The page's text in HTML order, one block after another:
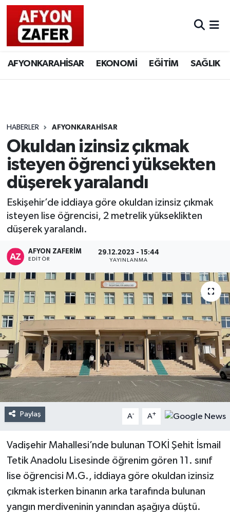
AFYONKARAHİSAR EKONOMİ EĞİTİM SAĞLIK
HABERLER AFYONKARAHİSAR
Okuldan izinsiz çıkmak
isteyen öğrenci yüksekten
düşerek yaralandı
Eskişehir’de iddiaya göre okuldan izinsiz çıkmak
isteyen lise öğrencisi, 2 metrelik yükseklikten
düşerek yaralandı.
AFYON ZAFERİM
EDITÖR
29.12.2023 - 15:44
YAYINLANMA
Paylaş A- A+
Vadişehir Mahallesi’nde bulunan TOKİ Şehit İsmail
Tetik Anadolu Lisesinde öğrenim gören 11. sınıf
lise öğrencisi M.G., iddiaya göre okuldan izinsiz
çıkmak isterken binanın arka tarafında bulunan
yangın merdiveninin yanından aşağıya düştü.